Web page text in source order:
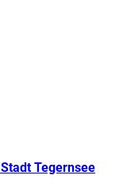
Stadt Tegernsee